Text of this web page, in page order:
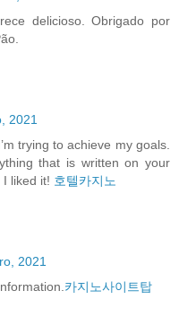
delicioso. Obrigado por
2021
trying to achieve my goals.
that is written on your
liked it! 호텔카지노
2021
카지노사이트탑